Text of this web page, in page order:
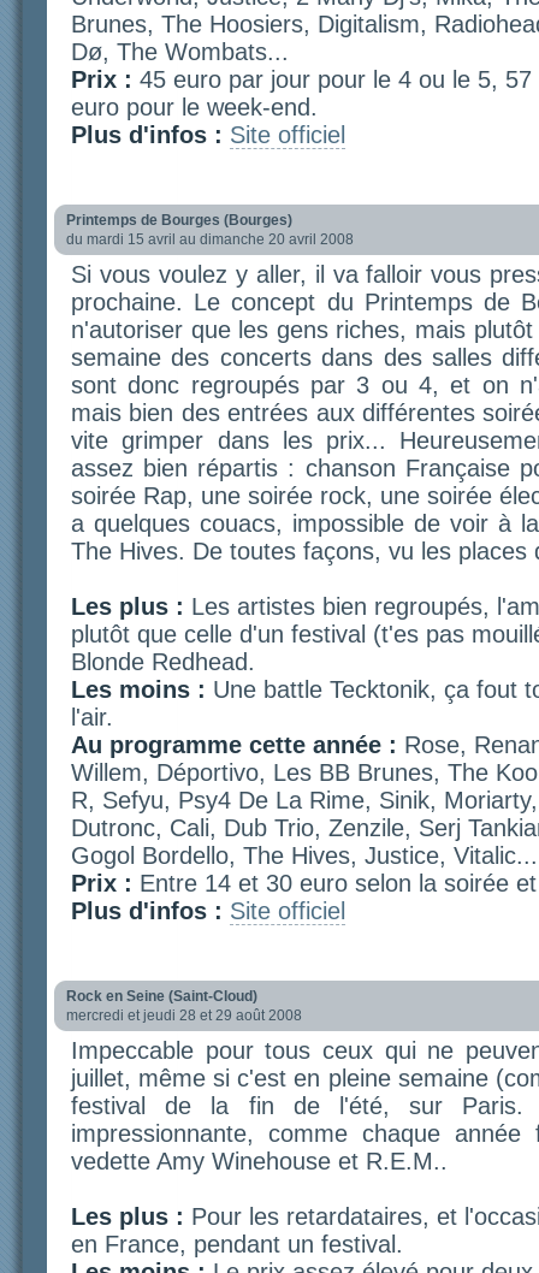
Brunes, The Hoosiers, Digitalism,
Dø, The Wombats...
Prix : 45 euro par jour pour le 4 ou le 5,
euro pour le week-end.
Plus d'infos : Site officiel
Printemps de Bourges (Bourges)
du mardi 15 avril au dimanche 20 avril 2008
Si vous voulez y aller, il va falloir vous
prochaine. Le concept du Printemps de
n'autoriser que les gens riches, mais
semaine des concerts dans des salles
sont donc regroupés par 3 ou 4, et on
mais bien des entrées aux différentes
vite grimper dans les prix...
assez bien répartis : chanson Française
soirée Rap, une soirée rock, une soirée
a quelques couacs, impossible de voir à
The Hives. De toutes façons, vu les places
Les plus : Les artistes bien regroupés,
plutôt que celle d'un festival (t'es pas
Blonde Redhead.
Les moins : Une battle Tecktonik, ça fout
l'air.
Au programme cette année : Rose,
Willem, Déportivo, Les BB Brunes, The
R, Sefyu, Psy4 De La Rime, Sinik,
Dutronc, Cali, Dub Trio, Zenzile, Serj
Gogol Bordello, The Hives, Justice, Vitalic...
Prix : Entre 14 et 30 euro selon la soirée
Plus d'infos : Site officiel
Rock en Seine (Saint-Cloud)
mercredi et jeudi 28 et 29 août 2008
Impeccable pour tous ceux qui ne
juillet, même si c'est en pleine semaine
festival de la fin de l'été, sur Paris.
impressionnante, comme chaque
vedette Amy Winehouse et R.E.M..
Les plus : Pour les retardataires, et
en France, pendant un festival.